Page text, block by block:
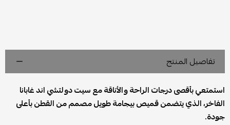
تفاصيل المنتج
استمتعي بأقصى درجات الراحة والأناقة مع سيت دولتشي اند غابانا
الفاخر، الذي يتضمن قميص بيجامة طويل مصمم من القطن بأعلى
جودة.